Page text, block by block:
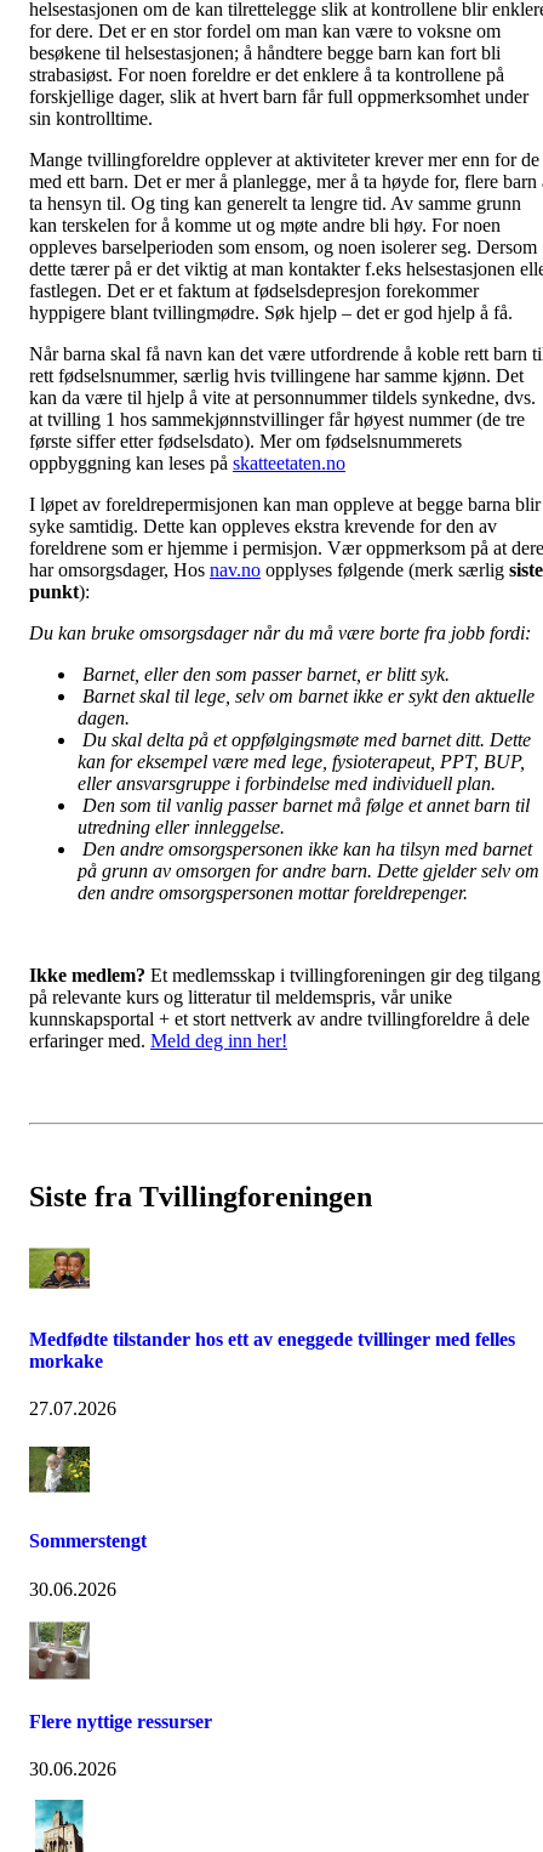
helsestasjonen om de kan tilrettelegge slik at kontrollene blir
for dere. Det er en stor fordel om man kan være to voksne om
besøkene til helsestasjonen; å håndtere begge barn kan fort bli
strabasiøst. For noen foreldre er det enklere å ta kontrollene på
forskjellige dager, slik at hvert barn får full oppmerksomhet under
sin kontrolltime.
Mange tvillingforeldre opplever at aktiviteter krever mer enn for de
med ett barn. Det er mer å planlegge, mer å ta høyde for, flere barn
ta hensyn til. Og ting kan generelt ta lengre tid. Av samme grunn
kan terskelen for å komme ut og møte andre bli høy. For noen
oppleves barselperioden som ensom, og noen isolerer seg. Dersom
dette tærer på er det viktig at man kontakter f.eks helsestasjonen
fastlegen. Det er et faktum at fødselsdepresjon forekommer
hyppigere blant tvillingmødre. Søk hjelp – det er god hjelp å få.
Når barna skal få navn kan det være utfordrende å koble rett barn
rett fødselsnummer, særlig hvis tvillingene har samme kjønn. Det
kan da være til hjelp å vite at personnummer tildels synkedne, dvs.
at tvilling 1 hos sammekjønnstvillinger får høyest nummer (de tre
første siffer etter fødselsdato). Mer om fødselsnummerets
oppbyggning kan leses på skatteetaten.no
I løpet av foreldrepermisjonen kan man oppleve at begge barna blir
syke samtidig. Dette kan oppleves ekstra krevende for den av
foreldrene som er hjemme i permisjon. Vær oppmerksom på at dere
har omsorgsdager, Hos nav.no opplyses følgende (merk særlig siste
punkt):
Du kan bruke omsorgsdager når du må være borte fra jobb fordi:
Barnet, eller den som passer barnet, er blitt syk.
Barnet skal til lege, selv om barnet ikke er sykt den aktuelle
dagen.
Du skal delta på et oppfølgingsmøte med barnet ditt. Dette
kan for eksempel være med lege, fysioterapeut, PPT, BUP,
eller ansvarsgruppe i forbindelse med individuell plan.
Den som til vanlig passer barnet må følge et annet barn til
utredning eller innleggelse.
Den andre omsorgspersonen ikke kan ha tilsyn med barnet
på grunn av omsorgen for andre barn. Dette gjelder selv om
den andre omsorgspersonen mottar foreldrepenger.
Ikke medlem? Et medlemsskap i tvillingforeningen gir deg tilgang
på relevante kurs og litteratur til meldemspris, vår unike
kunnskapsportal + et stort nettverk av andre tvillingforeldre å dele
erfaringer med. Meld deg inn her!
Siste fra Tvillingforeningen
Medfødte tilstander hos ett av eneggede tvillinger med felles
morkake
27.07.2026
Sommerstengt
30.06.2026
Flere nyttige ressurser
30.06.2026